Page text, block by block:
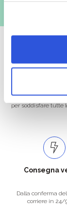
Catalogo prodotti
per soddisfare tutte
Consegna
Dalla conferma
corriere in 24/